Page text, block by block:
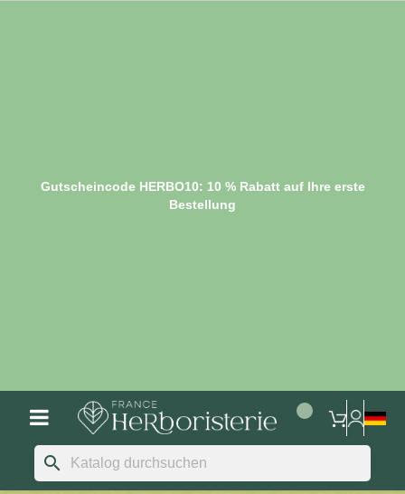
Gutscheincode HERBO10: 10 % Rabatt auf Ihre erste
Bestellung
search